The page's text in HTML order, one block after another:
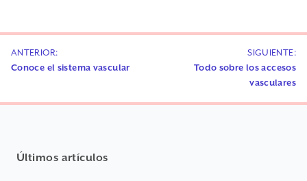
entradas
ANTERIOR:
Conoce el sistema vascular
SIGUIENTE:
Todo sobre los accesos
vasculares
Últimos artículos